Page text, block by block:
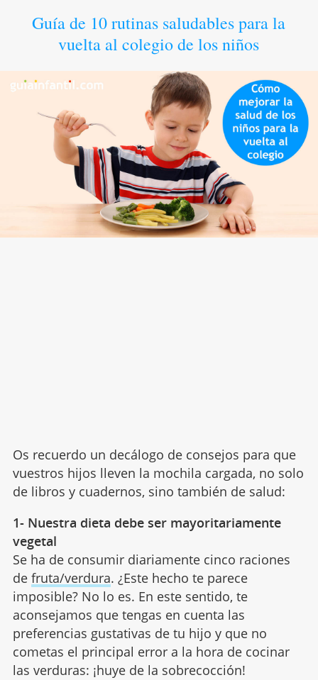
Guía de 10 rutinas saludables para la
vuelta al colegio de los niños
Os recuerdo un decálogo de consejos para que
vuestros hijos lleven la mochila cargada, no solo
de libros y cuadernos, sino también de salud:
1- Nuestra dieta debe ser mayoritariamente
vegetal
Se ha de consumir diariamente cinco raciones
de fruta/verdura. ¿Este hecho te parece
imposible? No lo es. En este sentido, te
aconsejamos que tengas en cuenta las
preferencias gustativas de tu hijo y que no
cometas el principal error a la hora de cocinar
las verduras: ¡huye de la sobrecocción!